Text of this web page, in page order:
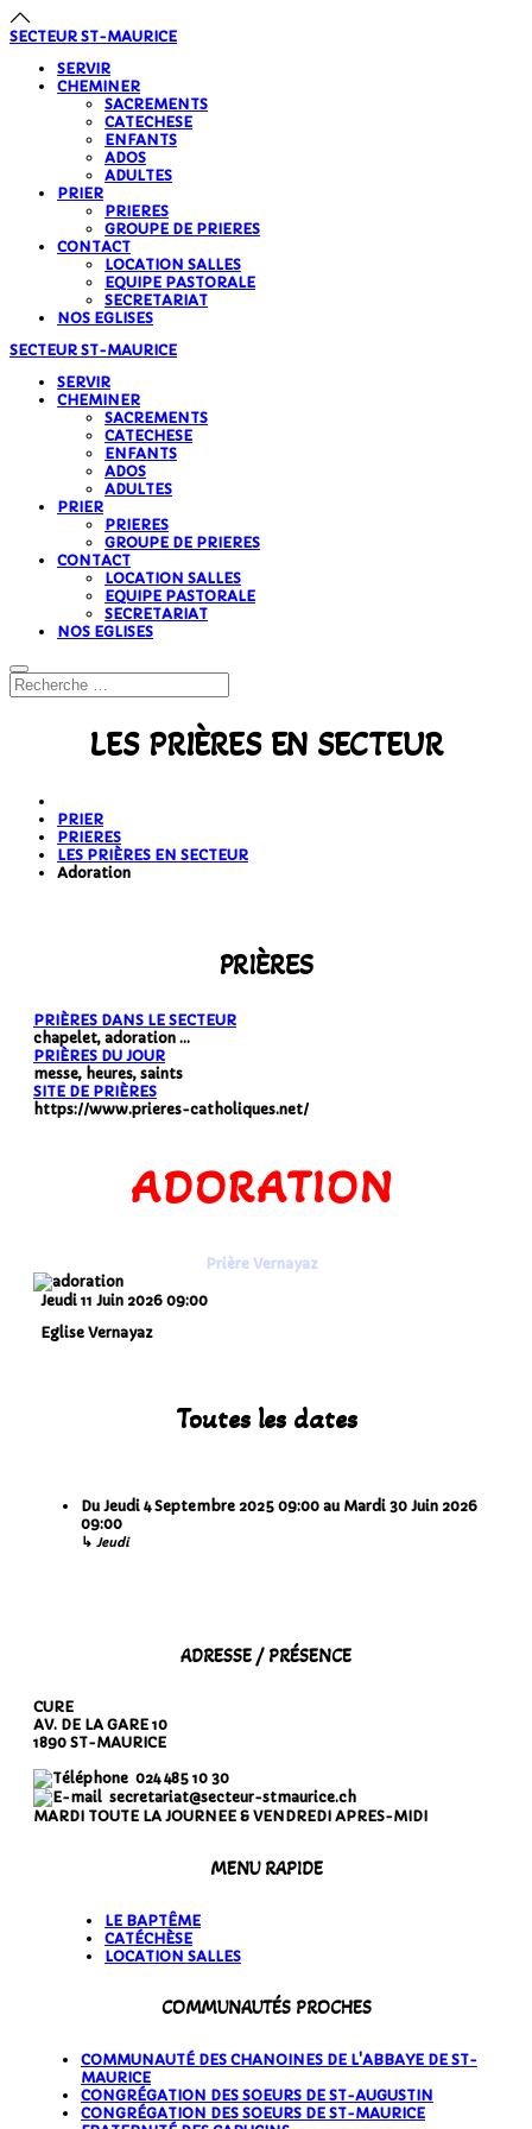
SECTEUR ST-MAURICE
SERVIR
CHEMINER
SACREMENTS
CATECHESE
ENFANTS
ADOS
ADULTES
PRIER
PRIERES
GROUPE DE PRIERES
CONTACT
LOCATION SALLES
EQUIPE PASTORALE
SECRETARIAT
NOS EGLISES
SECTEUR ST-MAURICE
SERVIR
CHEMINER
SACREMENTS
CATECHESE
ENFANTS
ADOS
ADULTES
PRIER
PRIERES
GROUPE DE PRIERES
CONTACT
LOCATION SALLES
EQUIPE PASTORALE
SECRETARIAT
NOS EGLISES
LES PRIÈRES EN SECTEUR
PRIER
PRIERES
LES PRIÈRES EN SECTEUR
Adoration
PRIÈRES
PRIÈRES DANS LE SECTEUR
chapelet, adoration ...
PRIÈRES DU JOUR
messe, heures, saints
SITE DE PRIÈRES
https://www.prieres-catholiques.net/
ADORATION
Prière Vernayaz
Jeudi 11 Juin 2026 09:00
Eglise Vernayaz
Toutes les dates
Du Jeudi 4 Septembre 2025 09:00 au Mardi 30 Juin 2026
09:00
↳ Jeudi
ADRESSE / PRÉSENCE
CURE
AV. DE LA GARE 10
1890 ST-MAURICE
024 485 10 30
secretariat@secteur-stmaurice.ch
MARDI TOUTE LA JOURNEE & VENDREDI APRES-MIDI
MENU RAPIDE
LE BAPTÊME
CATÉCHÈSE
LOCATION SALLES
COMMUNAUTÉS PROCHES
COMMUNAUTÉ DES CHANOINES DE L'ABBAYE DE ST-
MAURICE
CONGRÉGATION DES SOEURS DE ST-AUGUSTIN
CONGRÉGATION DES SOEURS DE ST-MAURICE